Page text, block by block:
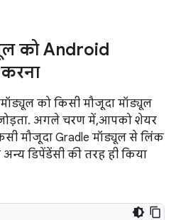
को Android
को किसी मौजूदा मॉड्यूल
अगले चरण में, आपको शेयर
मौजूदा Gradle मॉड्यूल से लिंक
डिपेंडेंसी की तरह ही किया